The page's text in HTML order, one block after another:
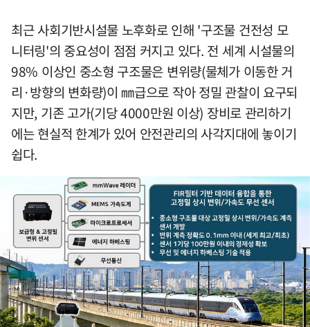
최근 사회기반시설물 노후화로 인해 '구조물 건전성 모
니터링'의 중요성이 점점 커지고 있다. 전 세계 시설물의
98% 이상인 중소형 구조물은 변위량(물체가 이동한 거
리·방향의 변화량)이 ㎜급으로 작아 정밀 관찰이 요구되
지만, 기존 고가(기당 4000만원 이상) 장비로 관리하기
에는 현실적 한계가 있어 안전관리의 사각지대에 놓이기
쉽다.